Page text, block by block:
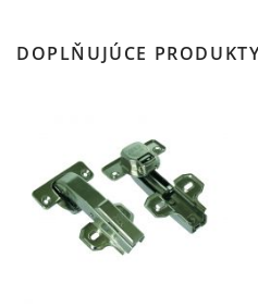
DOPLŇUJÚCE